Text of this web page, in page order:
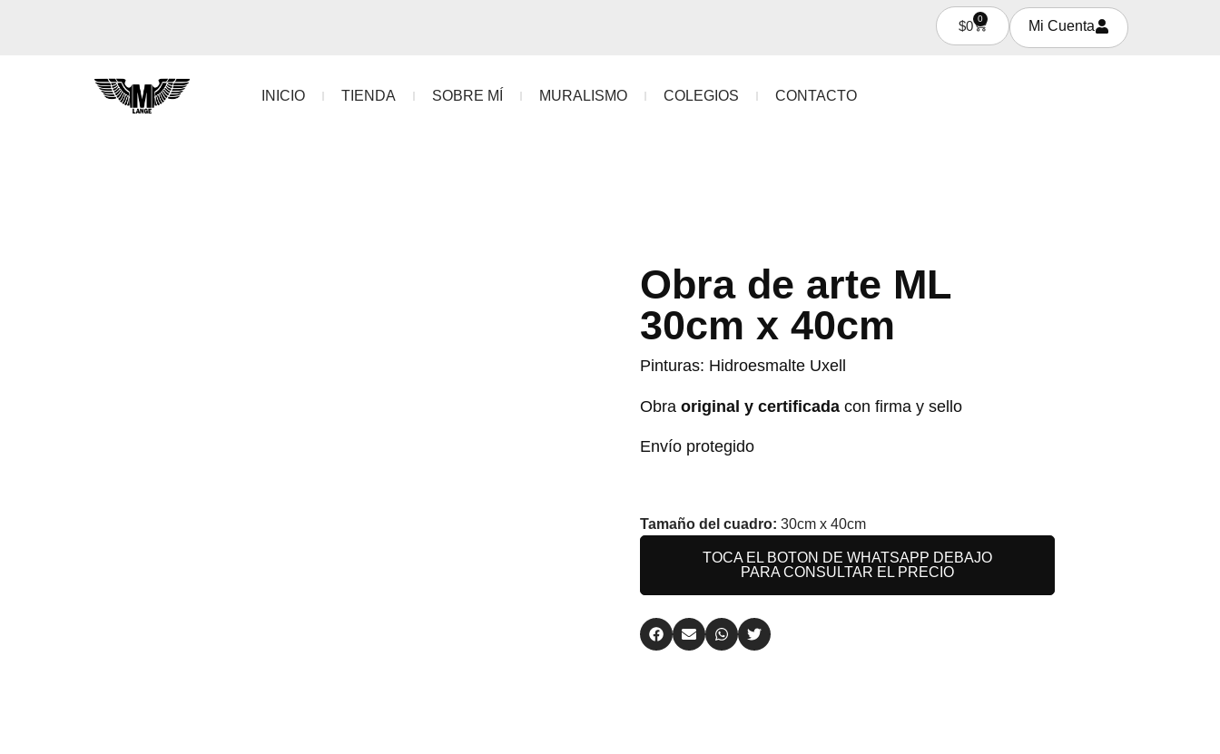
$0 0 Mi Cuenta
INICIO TIENDA SOBRE MÍ MURALISMO COLEGIOS CONTACTO
Obra de arte ML
30cm x 40cm
Pinturas: Hidroesmalte Uxell
Obra original y certificadacon firma y sello
Envío protegido
Tamaño del cuadro: 30cm x 40cm
TOCA EL BOTON DE WHATSAPP DEBAJO
PARA CONSULTAR EL PRECIO